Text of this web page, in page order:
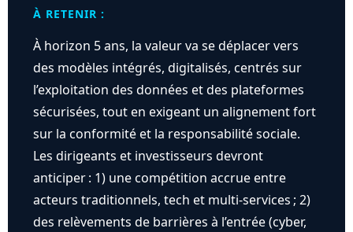
À RETENIR :
À horizon 5 ans, la valeur va se déplacer vers
des modèles intégrés, digitalisés, centrés sur
l’exploitation des données et des plateformes
sécurisées, tout en exigeant un alignement fort
sur la conformité et la responsabilité sociale.
Les dirigeants et investisseurs devront
anticiper : 1) une compétition accrue entre
acteurs traditionnels, tech et multi-services ; 2)
des relèvements de barrières à l’entrée (cyber,